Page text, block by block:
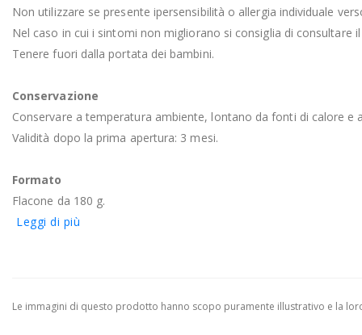
Non utilizzare se presente ipersensibilità o allergia individuale
Nel caso in cui i sintomi non migliorano si consiglia di consultare
Tenere fuori dalla portata dei bambini.
Conservazione
Conservare a temperatura ambiente, lontano da fonti di calore e
Validità dopo la prima apertura: 3 mesi.
Formato
Flacone da 180 g.
Leggi di più
Le immagini di questo prodotto hanno scopo puramente illustrativo e la